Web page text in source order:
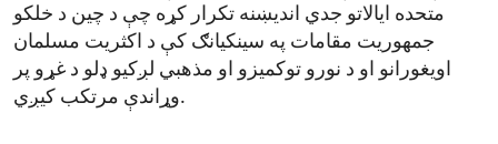
متحده ایالاتو جدي اندیښنه تکرار کړه چې د چین د خلکو
جمهوریت مقامات په سینکیانګ کې د اکثریت مسلمان
اویغورانو او د نورو توکمیزو او مذهبي لږکیو ډلو د غړو پر
وړاندې مرتکب کیږي.